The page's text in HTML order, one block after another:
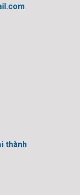
thành